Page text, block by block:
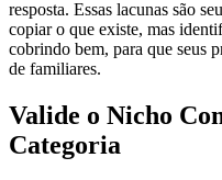
resposta. Essas lacunas são
copiar o que existe, mas
cobrindo bem, para que seus
de familiares.
Valide o Nicho
Categoria